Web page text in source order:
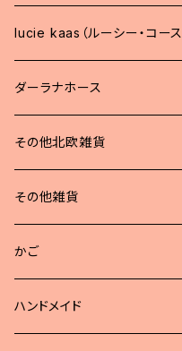
lucie kaas（ルーシー・コース
ダーラナホース
その他北欧雑貨
その他雑貨
かご
ハンドメイド